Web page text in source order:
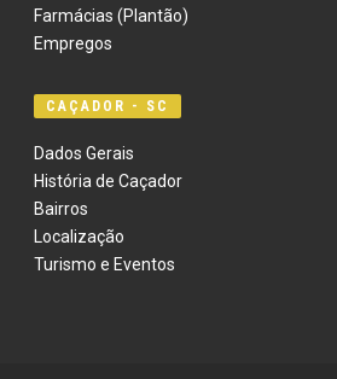
Farmácias (Plantão)
Empregos
CAÇADOR - SC
Dados Gerais
História de Caçador
Bairros
Localização
Turismo e Eventos